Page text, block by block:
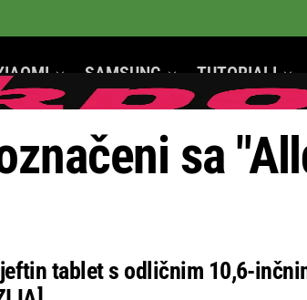
SAMSUNG TUTORIALI
sa
tablet s odličnim 10,6-